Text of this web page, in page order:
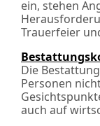
ein, stehen
Trauerfeier
Die
Personen
auch auf